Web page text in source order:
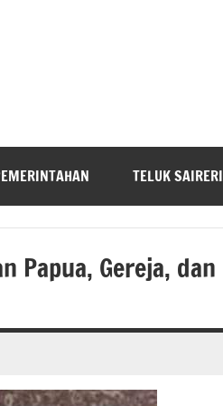
TELUK SAIRERI
Papua, Gereja, dan